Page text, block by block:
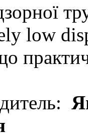
low